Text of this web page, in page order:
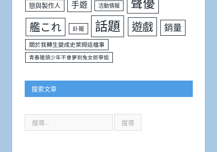
戀與製作人 手遊 活動情報
艦これ 訃報 話題 遊戲 銷量
關於我轉生變成史萊姆這檔事
青春豬頭少年不會夢到兔女郎學姐
搜索文章